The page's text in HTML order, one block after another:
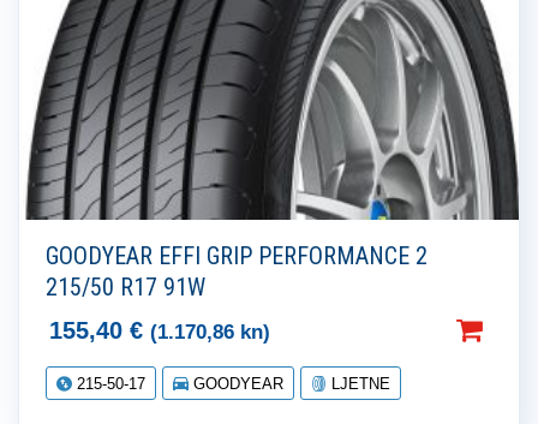
GOODYEAR EFFI GRIP PERFORMANCE 2
215/50 R17 91W
155,40 € (1.170,86 kn)
215-50-17 GOODYEAR LJETNE